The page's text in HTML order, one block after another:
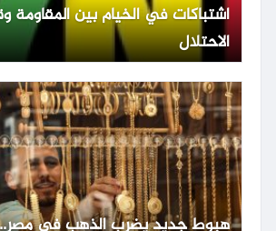
اشتباكات في الخيام بين المقاومة
الاحتلال